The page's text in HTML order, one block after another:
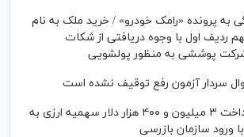
به پرونده «رامک خودرو» / خرید ملک به نام
ردیف اول با وجوه دریافتی از شکات
پوششی به منظور پولشویی
سردار آزمون رفع توقیف نشده است
جلوگیری از پرداخت ۳ میلیون و ۴۰۰ هزار دلار سهمیه ارزی به
سازمان بازرسی